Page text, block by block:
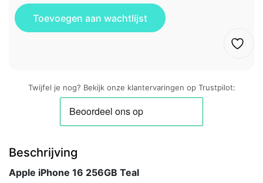
Twijfel je nog? Bekijk onze klantervaringen op Trustpilot:
Beschrijving
Apple iPhone 16 256GB Teal